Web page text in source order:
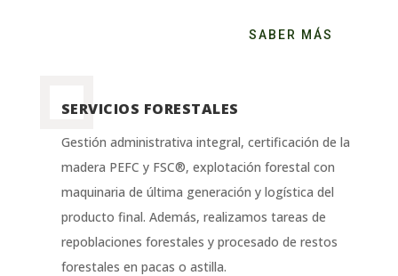
SABER MÁS
SERVICIOS FORESTALES
Gestión administrativa integral, certificación de la
madera PEFC y FSC®, explotación forestal con
maquinaria de última generación y logística del
producto final. Además, realizamos tareas de
repoblaciones forestales y procesado de restos
forestales en pacas o astilla.